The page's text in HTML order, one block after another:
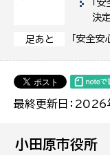
「
決
足あと 「安全
最終更新日：
小田原市役所